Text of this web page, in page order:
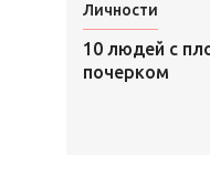
Личности
10 людей с
почерком